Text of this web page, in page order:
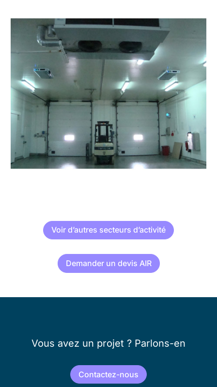
Voir d’autres secteurs d’activité
Demander un devis AIR
Vous avez un projet ? Parlons-en
Contactez-nous